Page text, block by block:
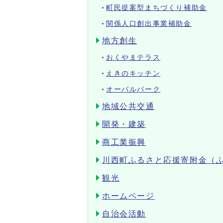
町民提案型まちづくり補助金
関係人口創出事業補助金
地方創生
おくやまテラス
えきのキッチン
オーバルパーク
地域公共交通
開発・建築
商工業振興
川西町ふるさと応援寄附金（
観光
ホームページ
自治会活動